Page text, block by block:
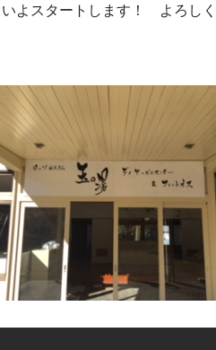
いよスタートします！ よろしく